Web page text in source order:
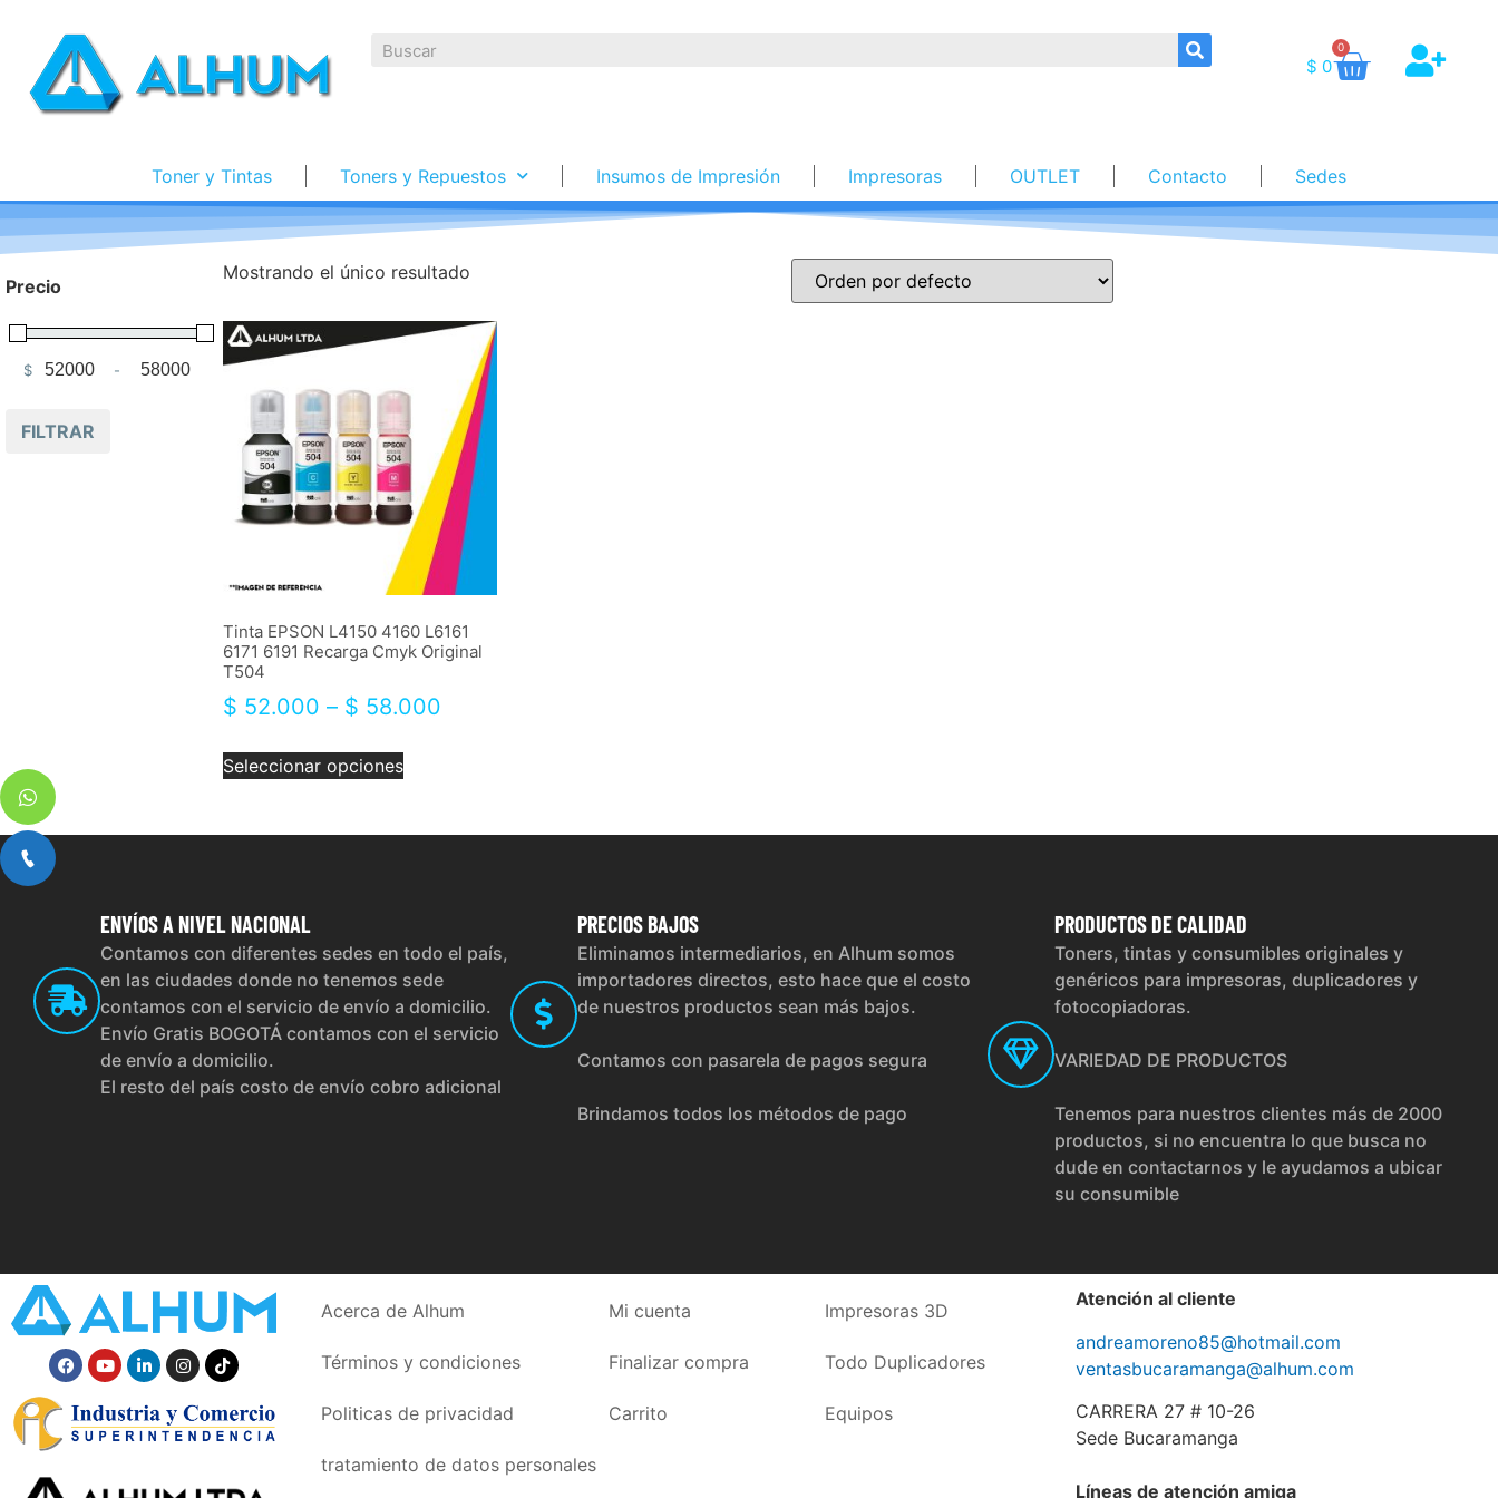
$ 0
0
Toner y Tintas Toners y Repuestos Insumos de Impresión Impresoras OUTLET Contacto Sedes
Precio
$ Minimum Price
-Maximum Price
FILTRAR
Mostrando el único resultado
Tinta EPSON L4150 4160 L6161
6171 6191 Recarga Cmyk Original
T504
$ 52.000 – $ 58.000
Seleccionar opciones
ENVÍOSA NIVEL NACIONAL
Contamos con diferentes sedes en todo el país,
en las ciudades donde no tenemos sede
contamos con el servicio de envío a domicilio.
Envío Gratis BOGOTÁ contamos con el servicio
de envío a domicilio.
El resto del país costo de envío cobro adicional
PRECIOSBAJOS
Eliminamos intermediarios, en Alhum somos
importadores directos, esto hace que el costo
de nuestros productos sean más bajos.
Contamos con pasarela de pagos segura
Brindamos todos los métodos de pago
PRODUCTOSDE CALIDAD
Toners, tintas y consumibles originales y
genéricos para impresoras, duplicadores y
fotocopiadoras.
VARIEDAD DE PRODUCTOS
Tenemos para nuestros clientes más de 2000
productos, si no encuentra lo que busca no
dude en contactarnos y le ayudamos a ubicar
su consumible
Acerca de Alhum
Términos y condiciones
Politicas de privacidad
tratamiento de datos personales
Mi cuenta
Finalizar compra
Carrito
Impresoras 3D
Todo Duplicadores
Equipos
Atención al cliente
andreamoreno85@hotmail.com
ventasbucaramanga@alhum.com
CARRERA 27 # 10-26
Sede Bucaramanga
Líneas de atención amiga